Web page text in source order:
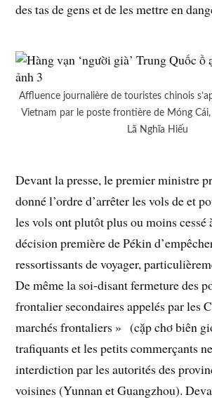
des tas de gens et de les mettre en
Affluence journalière de touristes chinois
Vietnam par le poste frontière de Móng
Lã Nghĩa Hiếu
Devant la presse, le premier ministre
donné l’ordre d’arrêter les vols de et
les vols ont plutôt plus ou moins cessé
décision première de Pékin
ressortissants de voyager,
De même la soi-disant fermeture des
frontalier secondaires appelés par les
marchés frontaliers » (cặp chơ biên
trafiquants et les petits commerçants
interdiction par les autorités des
voisines (Yunnan et Guangzhou).